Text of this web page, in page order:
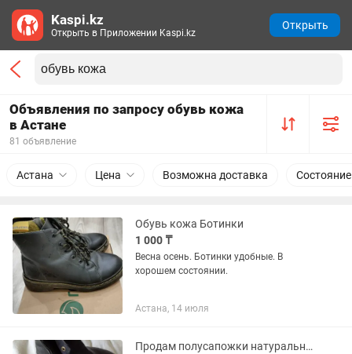
Объявления по запросу обувь кожа
в Астане
81 объявление
Астана Цена Возможна доставка Состояние
Обувь кожа Ботинки
1 000 ₸
Весна осень. Ботинки удобные. В
хорошем состоянии.
Астана, 14 июля
Продам полусапожки натуральная кожа
Kaspi.kz
Открыть в Приложении Kaspi.kz
Открыть